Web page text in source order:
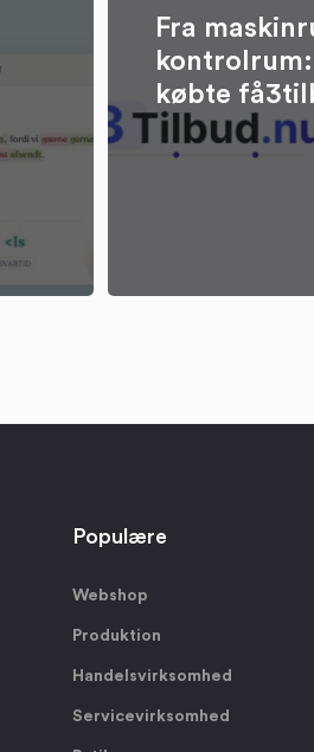
Fra
købte
Populære
Webshop
Produktion
Handelsvirksomhed
Servicevirksomhed